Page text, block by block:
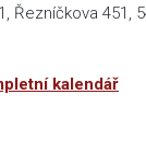
Řezníčkova 451,
kalendář